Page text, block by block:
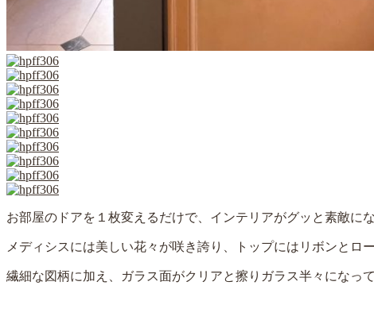
お部屋のドアを１枚変えるだけで、インテリアがグッと素敵に
メディシスには美しい花々が咲き誇り、トップにはリボンとロ
繊細な図柄に加え、ガラス面がクリアと擦りガラス半々になっ